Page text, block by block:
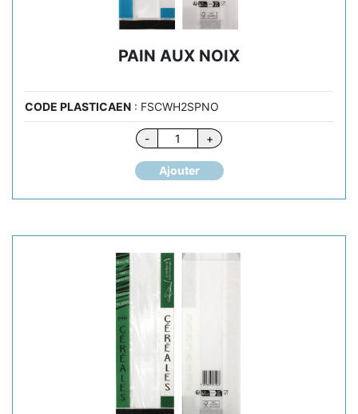
PAIN AUX NOIX
CODE PLASTICAEN : FSCWH2SPNO
-
quantité
de
PAIN
NOIX
+
Ajouter